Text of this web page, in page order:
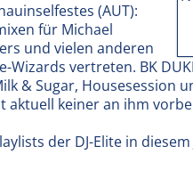
(AUT):
für Michael
und vielen anderen
vertreten. BK
& Sugar, Housesession
aktuell keiner an ihm
der DJ-Elite in